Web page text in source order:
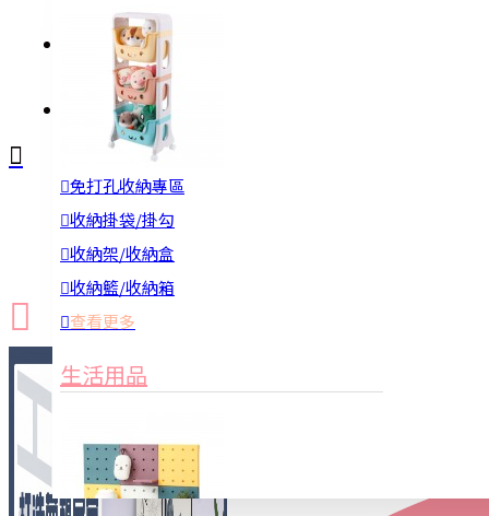
免打孔收納專區
收納掛袋/掛勾
收納架/收納盒
收納籃/收納箱
查看更多
生活用品
新品上市